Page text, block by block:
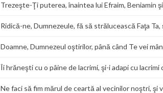
Trezeşte-Ţi puterea, înaintea lui Efraim, Beniamin
Ridică-ne, Dumnezeule, fă să strălucească Faţa Ta,
Doamne, Dumnezeul oştirilor, până când Te vei
Îi hrăneşti cu o pâine de lacrimi, şi-i adapi cu lacrimi
Ne faci să fim mărul de ceartă al vecinilor noştri, şi